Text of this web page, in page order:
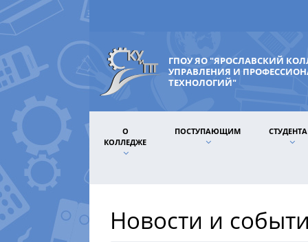
ГПОУ ЯО "ЯРОСЛАВСКИЙ
УПРАВЛЕНИЯ И
ТЕХНОЛОГИЙ"
О
КОЛЛЕДЖЕ
ПОСТУПАЮЩИМ
Новости и